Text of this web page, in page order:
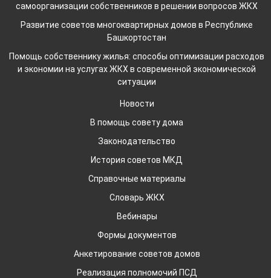
самоорганизации собственников в решении вопросов ЖКХ
Развитие советов многоквартирных домов в Республике
Башкортостан
Помощь собственнику жилья: способы оптимизации расходов
и экономии на услугах ЖКХ в современной экономической
ситуации
Новости
В помощь совету дома
Законодательство
История советов МКД
Справочные материалы
Словарь ЖКХ
Вебинары
Формы документов
Анкетирование советов домов
Реализация полномочий ПСД